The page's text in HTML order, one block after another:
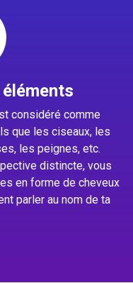
considéré comme
que les ciseaux, les
les peignes, etc.
distincte, vous
en forme de cheveux
parler au nom de ta